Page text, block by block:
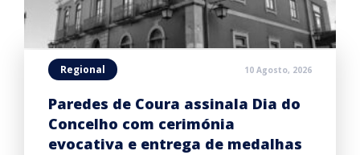
Regional 10 Agosto, 2026
Paredes de Coura assinala Dia do
Concelho com cerimónia
evocativa e entrega de medalhas